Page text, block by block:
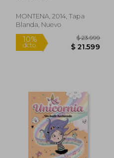
dcto. $ 33.515
MONTENA, 2014, Tapa
Blanda, Nuevo
Rápido